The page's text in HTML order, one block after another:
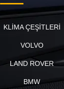
KLİMA ÇEŞİTLERİ
VOLVO
LAND ROVER
BMW